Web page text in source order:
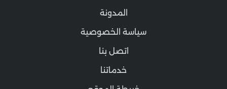
المدونة
سياسة الخصوصية
اتصل بنا
خدماتنا